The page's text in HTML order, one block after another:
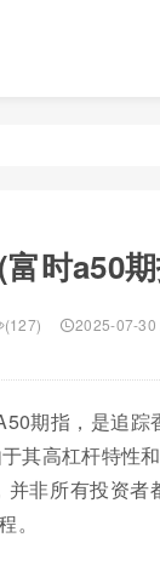
时a50
(127) 2025-07-30
期指，是追踪
其高杠杆特性
非所有投资
。